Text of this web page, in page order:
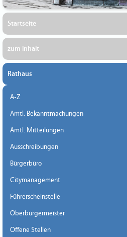
Startseite
zum Inhalt
Rathaus
A-Z
Amtl. Bekanntmachungen
Amtl. Mitteilungen
Ausschreibungen
Bürgerbüro
Citymanagement
Führerscheinstelle
Oberbürgermeister
Offene Stellen